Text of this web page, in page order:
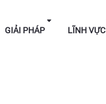
GIẢI PHÁP